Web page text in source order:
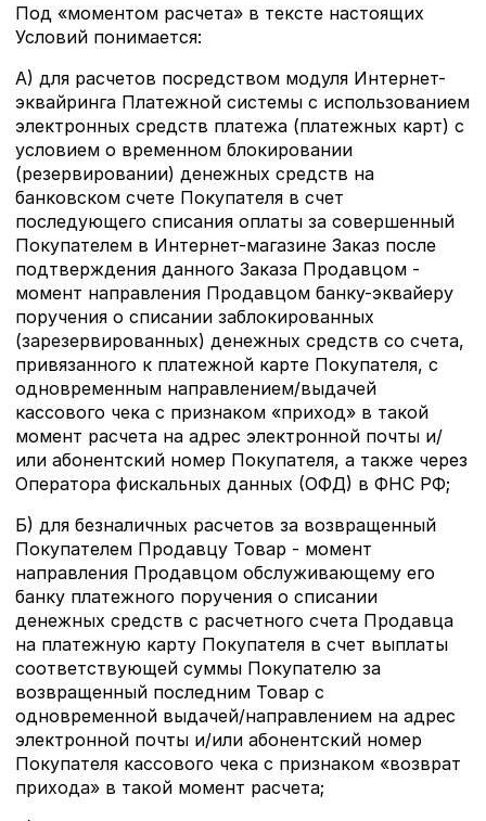
Под «моментом расчета» в тексте настоящих
Условий понимается:
А) для расчетов посредством модуля Интернет-
эквайринга Платежной системы с использованием
электронных средств платежа (платежных карт) с
условием о временном блокировании
(резервировании) денежных средств на
банковском счете Покупателя в счет
последующего списания оплаты за совершенный
Покупателем в Интернет-магазине Заказ после
подтверждения данного Заказа Продавцом -
момент направления Продавцом банку-эквайеру
поручения о списании заблокированных
(зарезервированных) денежных средств со счета,
привязанного к платежной карте Покупателя, с
одновременным направлением/выдачей
кассового чека с признаком «приход» в такой
момент расчета на адрес электронной почты и/
или абонентский номер Покупателя, а также через
Оператора фискальных данных (ОФД) в ФНС РФ;
Б) для безналичных расчетов за возвращенный
Покупателем Продавцу Товар - момент
направления Продавцом обслуживающему его
банку платежного поручения о списании
денежных средств с расчетного счета Продавца
на платежную карту Покупателя в счет выплаты
соответствующей суммы Покупателю за
возвращенный последним Товар с
одновременной выдачей/направлением на адрес
электронной почты и/или абонентский номер
Покупателя кассового чека с признаком «возврат
прихода» в такой момент расчета;